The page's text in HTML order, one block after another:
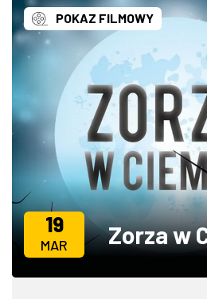
ROZRYWKA
W KINACH
GASTRONOMIA
ZDJĘCIA
W RZESZOWIE
POKAZ FILMOWY
19
MAR Zorza w